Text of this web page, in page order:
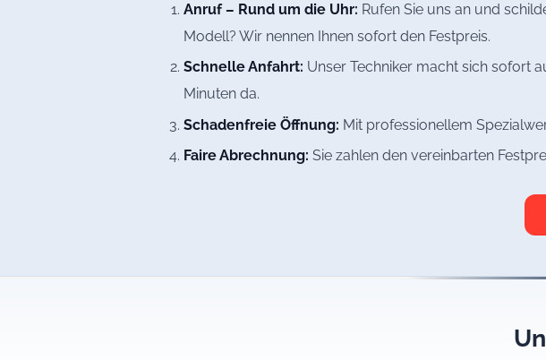
Anruf – Rund um die Uhr: Rufen Sie uns an und
Modell? Wir nennen Ihnen sofort den Festpreis.
Schnelle Anfahrt: Unser Techniker macht sich sofort
Minuten da.
Schadenfreie Öffnung: Mit professionellem
Faire Abrechnung: Sie zahlen den vereinbarten